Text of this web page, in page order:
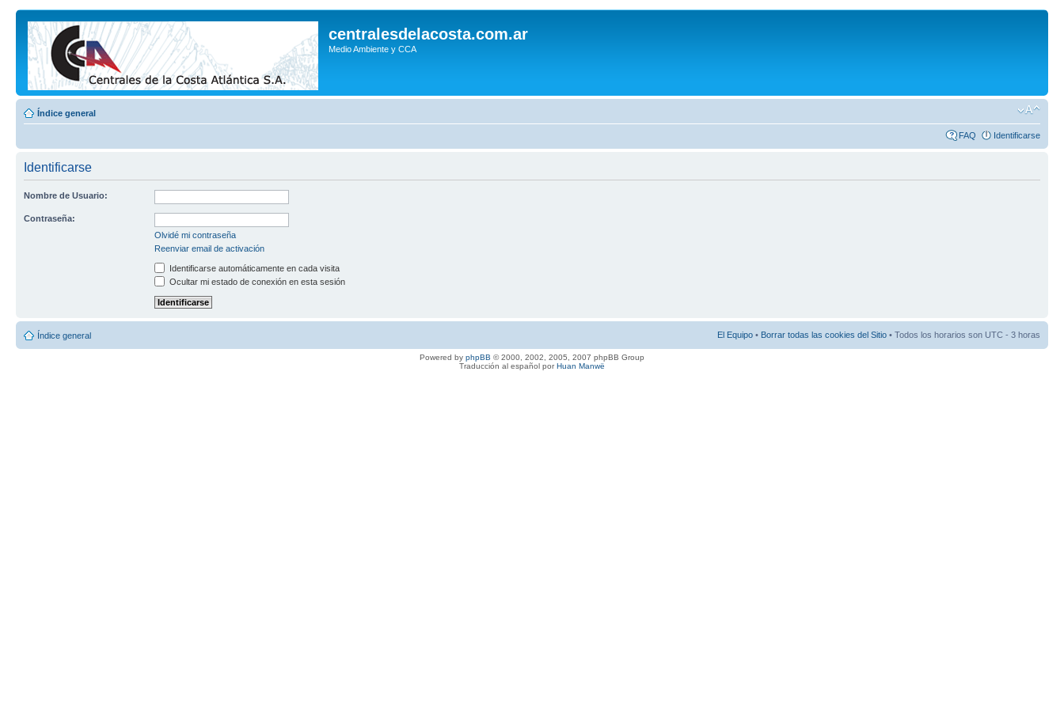
centralesdelacosta.com.ar
Medio Ambiente y CCA
Índice general
FAQ Identificarse
Identificarse
Nombre de Usuario:
Contraseña:
Olvidé mi contraseña
Reenviar email de activación
Identificarse automáticamente en cada visita
Ocultar mi estado de conexión en esta sesión
Índice general El Equipo • Borrar todas las cookies del Sitio • Todos los horarios son UTC - 3 horas
Powered by phpBB © 2000, 2002, 2005, 2007 phpBB Group
Traducción al español porHuan Manwë